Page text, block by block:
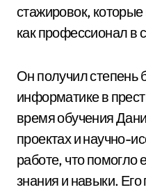
стажировок,
как профессионал в
Он получил степень
информатике в
время обучения
проектах и научно-
работе, что помогло
знания и навыки.